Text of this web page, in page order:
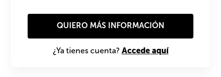
¿Ya tienes cuenta? Accede aquí